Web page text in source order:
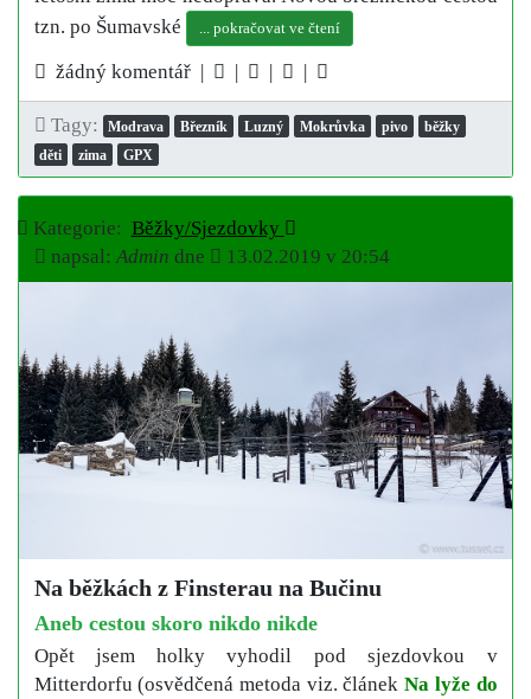
tzn. po Šumavské
... pokračovat ve čtení
žádný komentář | | | |
Tagy: Modrava Březník Luzný Mokrůvka pivo
běžky
děti
zima GPX
Kategorie: Běžky/Sjezdovky
napsal:Admin dne 13.02.2019 v 20:54
Na běžkách z Finsterau na Bučinu
Aneb cestou skoro nikdo nikde
Opět jsem holky vyhodil pod sjezdovkou v
Mitterdorfu (osvědčená metoda viz. článekNa lyže do